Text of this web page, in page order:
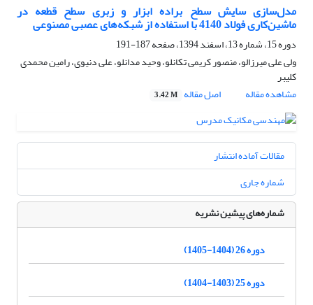
مدل‌سازی سایش سطح براده ابزار و زبری سطح قطعه در
ماشین‌کاری فولاد 4140 با استفاده از شبکه‌های عصبی مصنوعی
دوره 15، شماره 13، اسفند 1394، صفحه
187-191
ولی علی میرزالو، منصور کریمی تکانلو، وحید مدانلو، علی دنیوی، رامین محمدی
کلیبر
مشاهده مقاله
اصل مقاله 3.42 M
مقالات آماده انتشار
شماره جاری
شماره‌های پیشین نشریه
دوره 26 (1404-1405)
دوره 25 (1403-1404)